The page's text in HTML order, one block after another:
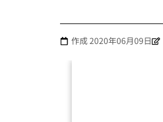
作成2020年06月09日